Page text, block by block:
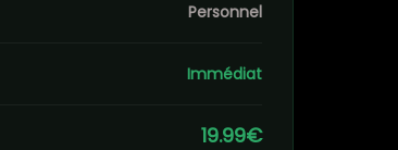
Personnel
Immédiat
19.99€